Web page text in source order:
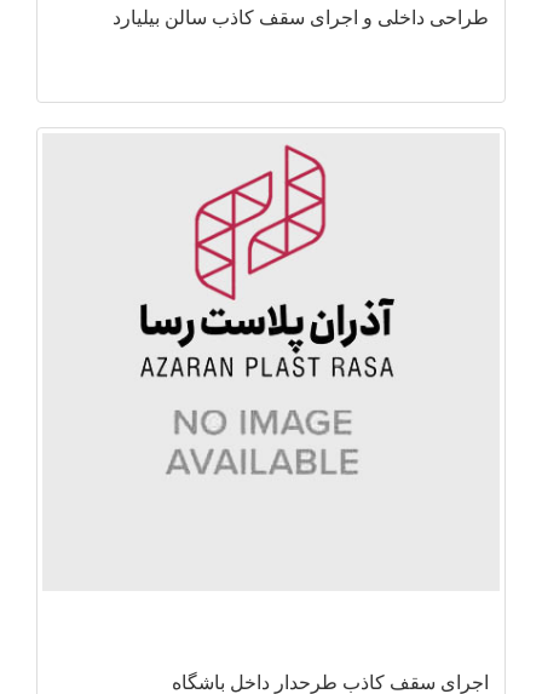
طراحی داخلی و اجرای سقف کاذب سالن بیلیارد
اجرای سقف کاذب طرحدار داخل باشگاه